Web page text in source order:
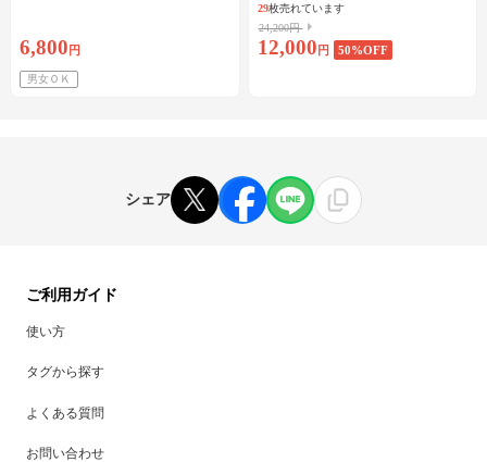
6,800 円
男女ＯＫ
29枚売れています
24,200円
12,000 円 50%OFF
シェア
ご利用ガイド
使い方
タグから探す
よくある質問
お問い合わせ